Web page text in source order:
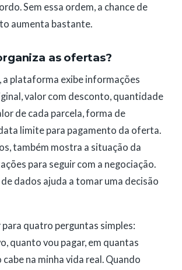
Sem essa ordem, a chance de
aumenta bastante.
as ofertas?
a plataforma exibe informações
valor com desconto, quantidade
de cada parcela, forma de
limite para pagamento da oferta.
também mostra a situação da
para seguir com a negociação.
dados ajuda a tomar uma decisão
para quatro perguntas simples:
quanto vou pagar, em quantas
cabe na minha vida real. Quando